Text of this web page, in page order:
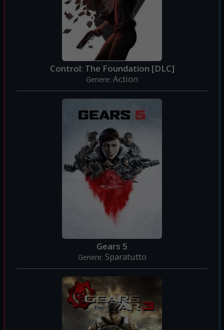
Control: The Foundation [DLC]
Genere: Action
Gears 5
Genere: Sparatutto